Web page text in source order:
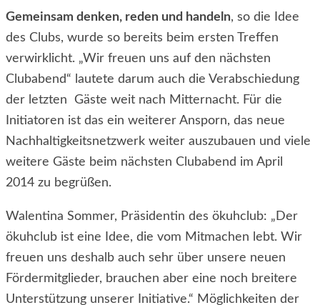
Gemeinsam denken, reden und handeln, so die Idee
des Clubs, wurde so bereits beim ersten Treffen
verwirklicht. „Wir freuen uns auf den nächsten
Clubabend“ lautete darum auch die Verabschiedung
der letzten Gäste weit nach Mitternacht. Für die
Initiatoren ist das ein weiterer Ansporn, das neue
Nachhaltigkeitsnetzwerk weiter auszubauen und viele
weitere Gäste beim nächsten Clubabend im April
2014 zu begrüßen.
Walentina Sommer, Präsidentin des ökuhclub: „Der
ökuhclub ist eine Idee, die vom Mitmachen lebt. Wir
freuen uns deshalb auch sehr über unsere neuen
Fördermitglieder, brauchen aber eine noch breitere
Unterstützung unserer Initiative.“ Möglichkeiten der